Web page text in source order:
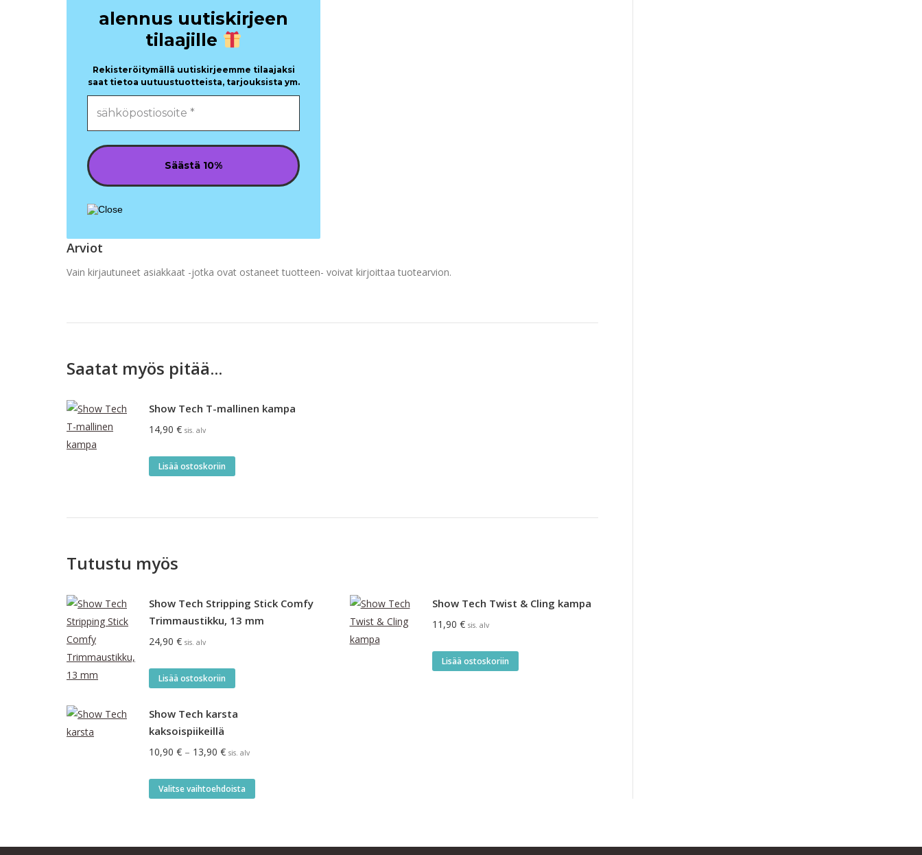
alennus uutiskirjeen
tilaajille
Rekisteröitymällä uutiskirjeemme tilaajaksi
saat tietoa uutuustuotteista, tarjouksista ym.
Arviot
Vain kirjautuneet asiakkaat -jotka ovat ostaneet tuotteen- voivat kirjoittaa tuotearvion.
Saatat myös pitää...
Show Tech T-mallinen kampa
14,90 € sis. alv
Lisää ostoskoriin
Tutustu myös
Show Tech Stripping Stick Comfy
Trimmaustikku, 13 mm
24,90 € sis. alv
Lisää ostoskoriin
Show Tech Twist & Cling kampa
11,90 € sis. alv
Lisää ostoskoriin
Show Tech karsta
kaksoispiikeillä
10,90 € – 13,90 €Hintaluokka:
-
sis. alv
Valitse vaihtoehdoista